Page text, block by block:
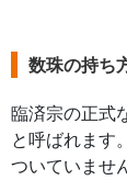
数珠の持ち
臨済宗の正式
と呼ばれます
ついていませ